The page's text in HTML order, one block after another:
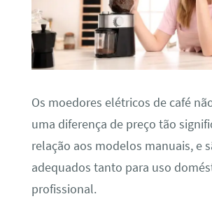
Os moedores elétricos de café
uma diferença de preço tão
relação aos modelos manuais, e
adequados tanto para uso
profissional.